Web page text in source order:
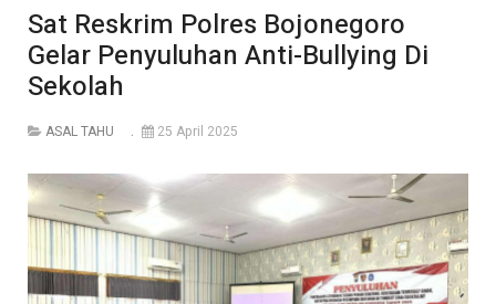
Sat Reskrim Polres Bojonegoro
Gelar Penyuluhan Anti-Bullying Di
Sekolah
ASAL TAHU 25 April 2025